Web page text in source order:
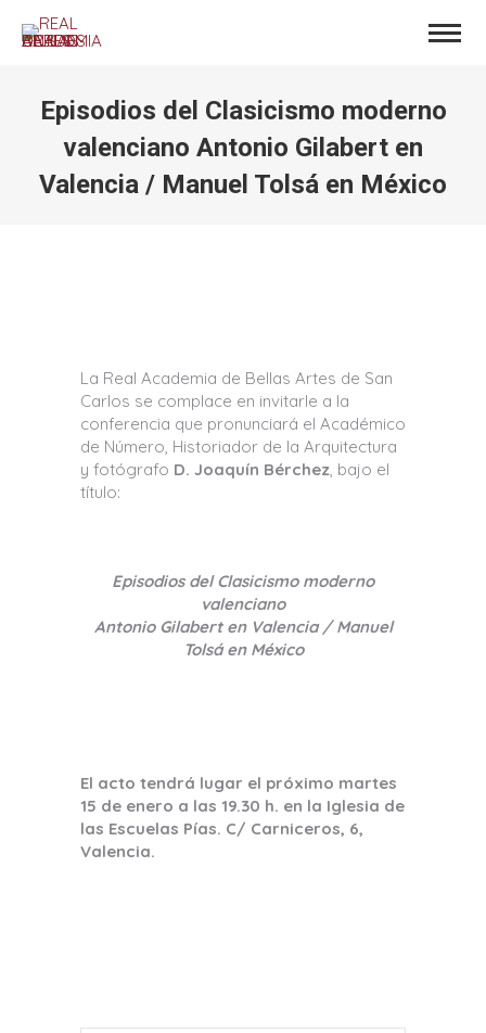
Episodios del Clasicismo moderno
valenciano Antonio Gilabert en
Valencia / Manuel Tolsá en México
La Real Academia de Bellas Artes de San
Carlos se complace en invitarle a la
conferencia que pronunciará el Académico
de Número, Historiador de la Arquitectura
y fotógrafo D. Joaquín Bérchez, bajo el
título:
Episodios del Clasicismo moderno
valenciano
Antonio Gilabert en Valencia / Manuel
Tolsá en México
El acto tendrá lugar el próximo martes
15 de enero a las 19.30 h. en la Iglesia de
las Escuelas Pías. C/ Carniceros, 6,
Valencia.